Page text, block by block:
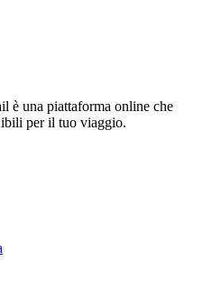
è una piattaforma online che
per il tuo viaggio.